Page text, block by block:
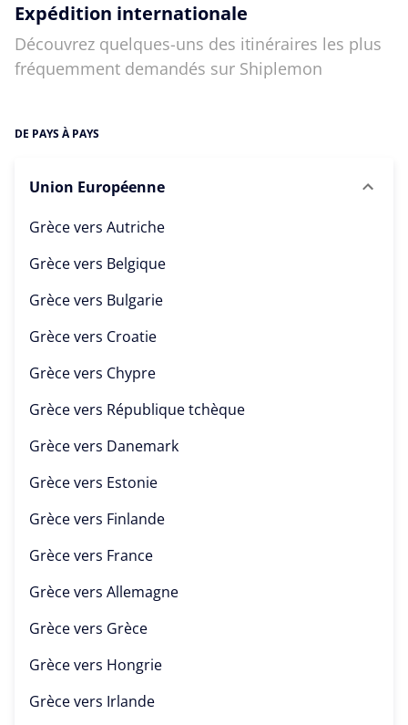
Expédition internationale
Découvrez quelques-uns des itinéraires les plus
fréquemment demandés sur Shiplemon
DE PAYS À PAYS
Union Européenne
Grèce vers Autriche
Grèce vers Belgique
Grèce vers Bulgarie
Grèce vers Croatie
Grèce vers Chypre
Grèce vers République tchèque
Grèce vers Danemark
Grèce vers Estonie
Grèce vers Finlande
Grèce vers France
Grèce vers Allemagne
Grèce vers Grèce
Grèce vers Hongrie
Grèce vers Irlande